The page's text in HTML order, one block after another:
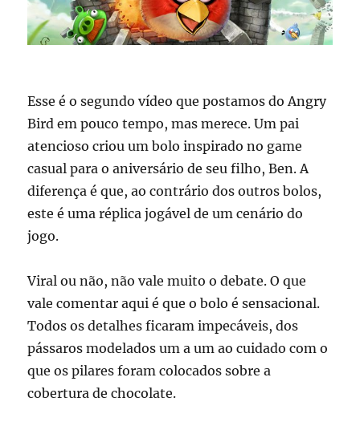
Esse é o segundo vídeo que postamos do Angry
Bird em pouco tempo, mas merece. Um pai
atencioso criou um bolo inspirado no game
casual para o aniversário de seu filho, Ben. A
diferença é que, ao contrário dos outros bolos,
este é uma réplica jogável de um cenário do
jogo.
Viral ou não, não vale muito o debate. O que
vale comentar aqui é que o bolo é sensacional.
Todos os detalhes ficaram impecáveis, dos
pássaros modelados um a um ao cuidado com o
que os pilares foram colocados sobre a
cobertura de chocolate.